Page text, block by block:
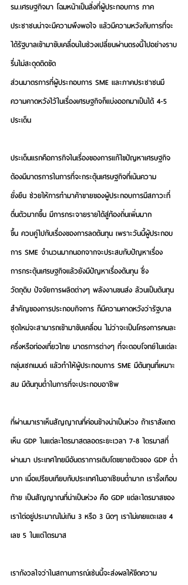
รม.เศรษฐกิจมา โฉมหน้าเป็นสิ่งที่ผู้ประกอบการ ภาค
ประชาชนน่าจะมีความพึงพอใจ แล้วมีความหวังกับการที่จะ
ได้รัฐบาลเข้ามาขับเคลื่อนในช่วงเปลี่ยนผ่านตรงนี้ไปอย่างราบ
รื่นไม่สะดุดติดขัด
ส่วนมาตรการที่ผู้ประกอบการ SME และภาคประชาชนมี
ความคาดหวังไว้ในเรื่องเศรษฐกิจก็แบ่งออกมาเป็นได้ 4-5
ประเด็น
ประเด็นแรกคือภารกิจในเรื่องของการแก้ไขปัญหาเศรษฐกิจ
ต้องมีมาตรการในการที่จะกระตุ้นเศรษฐกิจที่เน้นความ
ยั่งยืน ช่วยให้การทำมาค้าขายของผู้ประกอบการมีสภาวะที่
ตื่นตัวมากขึ้น มีการกระจายรายได้สู่ท้องถิ่นเพิ่มมาก
ขึ้น ควบคู่ไปกับเรื่องของการลดต้นทุน เพราะวันนี้ผู้ประกอบ
การ SME จำนวนมากนอกจากจะประสบกับปัญหาเรื่อง
การกระตุ้นเศรษฐกิจแล้วยังมีปัญหาเรื่องต้นทุน ซึ่ง
วัตถุดิบ ปัจจัยการผลิตต่างๆ พลังงานขนส่ง ล้วนเป็นต้นทุน
สำคัญของการประกอบกิจการ ก็มีความคาดหวังว่ารัฐบาล
ชุดใหม่จะสามารถเข้ามาขับเคลื่อน ไม่ว่าจะเป็นโครงการคนละ
ครึ่งหรือท่องเที่ยวไทย มาตรการต่างๆ ที่จะตอบโจทย์ในแต่ละ
กลุ่มเซกเมนต์ แล้วทำให้ผู้ประกอบการ SME มีต้นทุนที่เหมาะ
สม มีต้นทุนต่ำในการที่จะประกอบอาชีพ
ที่ผ่านมาเราเห็นสัญญาณที่ค่อนข้างน่าเป็นห่วง ถ้าเราสังเกต
เห็น GDP ในแต่ละไตรมาสตลอดระยะเวลา 7-8 ไตรมาสที่
ผ่านมา ประเทศไทยมีอันตราการเติบโตขยายตัวของ GDP ต่ำ
มาก เมื่อเปรียบเทียบกับประเทศในอาเซียนต่ำมาก เรารั้งเกือบ
ท้าย เป็นสัญญาณที่น่าเป็นห่วง คือ GDP แต่ละไตรมาสของ
เราไต่อยู่ประมาณไม่เกิน 3 หรือ 3 นิดๆ เราไม่เคยแตะเลข 4
เลข 5 ในแต่ไตรมาส
เรากังวลใจว่าในสถานการณ์เช่นนี้จะส่งผลให้ขีดความ